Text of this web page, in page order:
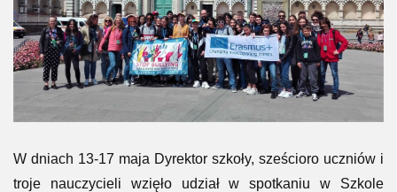
W dniach 13-17 maja Dyrektor szkoły, sześcioro uczniów i
troje nauczycieli wzięło udział w spotkaniu w Szkole